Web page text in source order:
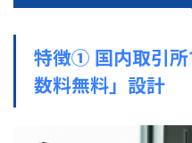
特徴① 国内取引
数料無料」設計